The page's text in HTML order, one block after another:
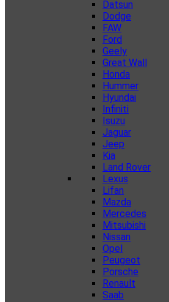
Datsun
Dodge
FAW
Ford
Geely
Great Wall
Honda
Hummer
Hyundai
Infiniti
Isuzu
Jaguar
Jeep
Kia
Land Rover
Lexus
Lifan
Mazda
Mercedes
Mitsubishi
Nissan
Opel
Peugeot
Porsche
Renault
Saab